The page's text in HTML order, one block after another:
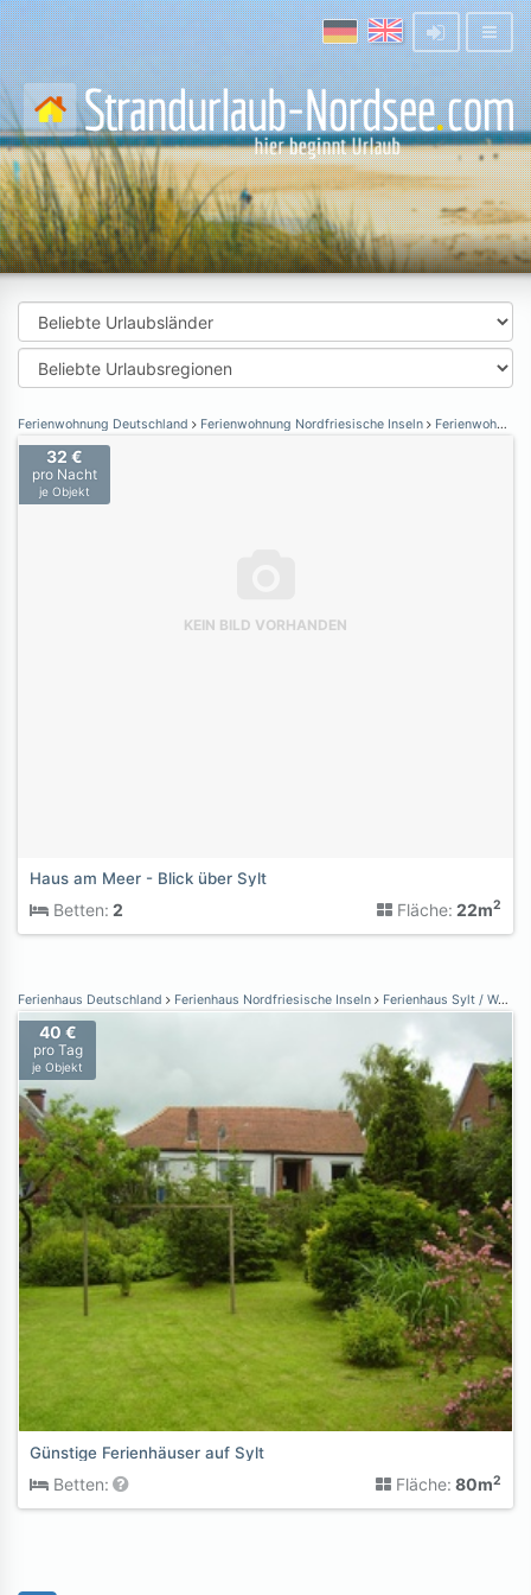
Ferienwohnung Deutschland Ferienwohnung Nordfriesische Inseln Ferienwohnung Sylt / Westerland
KEIN BILD VORHANDEN
32 €
pro Nacht
je Objekt
Haus am Meer - Blick über Sylt
Betten: 2 Fläche: 22m2
Ferienhaus Deutschland Ferienhaus Nordfriesische Inseln Ferienhaus Sylt / Westerland
40 €
pro Tag
je Objekt
Günstige Ferienhäuser auf Sylt
Betten: Fläche: 80m2